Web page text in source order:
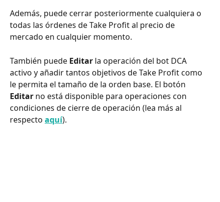
Además, puede cerrar posteriormente cualquiera o
todas las órdenes de Take Profit al precio de
mercado en cualquier momento.
También puede Editar la operación del bot DCA
activo y añadir tantos objetivos de Take Profit como
le permita el tamaño de la orden base. El botón
Editar no está disponible para operaciones con
condiciones de cierre de operación (lea más al
respecto aquí).